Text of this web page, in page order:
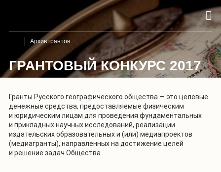
Архив грантов
ГРАНТОВЫЙ КОНКУРС 2017
Гранты Русского географического общества — это целевые
денежные средства, предоставляемые физическим
и юридическим лицам для проведения фундаментальных
и прикладных научных исследований, реализации
издательских образовательных и (или) медиапроектов
(медиагранты), направленных на достижение целей
и решение задач Общества.